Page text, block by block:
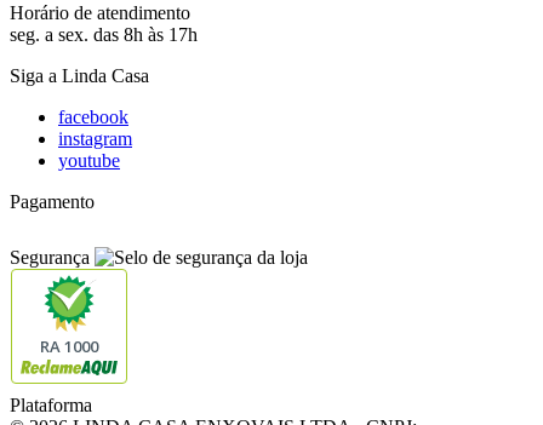
Horário de atendimento
seg. a sex. das 8h às 17h
Siga a Linda Casa
facebook
instagram
youtube
Pagamento
Segurança
RA 1000
Plataforma